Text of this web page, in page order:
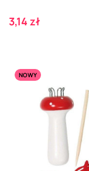
Cena
3,14 zł
NOWY